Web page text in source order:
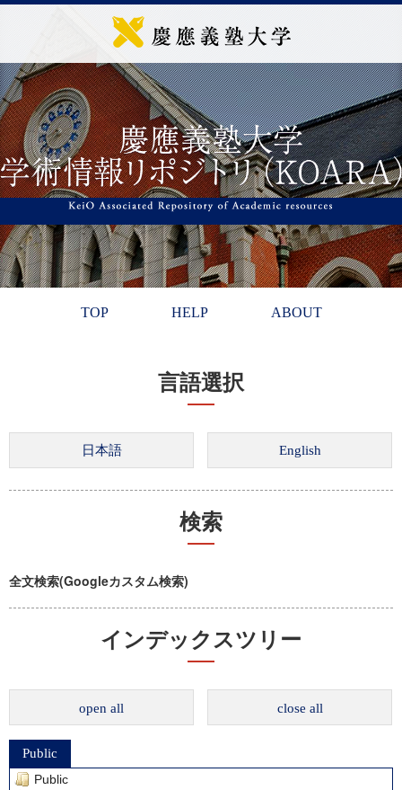
TOP HELP ABOUT
言語選択
検索
全文検索(Googleカスタム検索)
インデックスツリー
open all close all
Public
Public